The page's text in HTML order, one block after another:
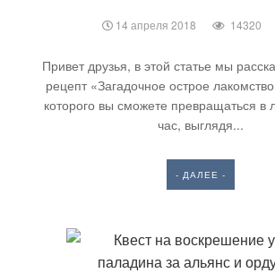
14 апреля 2018 14320
Привет друзья, в этой статье мы
рецепт «Загадочное острое
которого вы сможете превращаться в
час, выглядя...
- ДАЛЕЕ -